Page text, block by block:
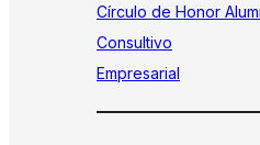
Círculo de Honor
Consultivo
Empresarial